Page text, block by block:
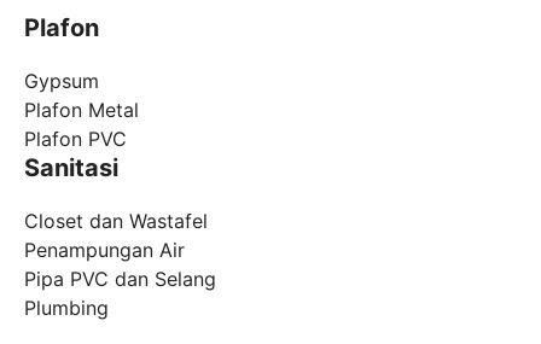
Plafon
Gypsum
Plafon Metal
Plafon PVC
Sanitasi
Closet dan Wastafel
Penampungan Air
Pipa PVC dan Selang
Plumbing